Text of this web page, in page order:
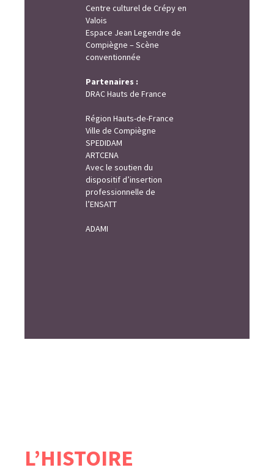
Centre culturel de Crépy en
Valois
Espace Jean Legendre de
Compiègne – Scène
conventionnée
Partenaires :
DRAC Hauts de France
Région Hauts-de-France
Ville de Compiègne
SPEDIDAM
ARTCENA
Avec le soutien du
dispositif d’insertion
professionnelle de
l’ENSATT
ADAMI
L’HISTOIRE